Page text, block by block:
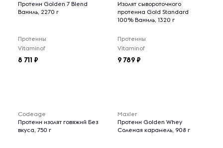
Протеин Golden 7 Blend
Ваниль, 2270 г
Протеины
Vitaminof
8 711
Изолят сывороточного
протеина Gold Standard
100% Ваниль, 1320 г
Протеины
Vitaminof
9 789
Codeage
Протеин изолят говяжий Без
вкуса, 750 г
Maxler
Протеин Golden Whey
Соленая карамель, 908 г